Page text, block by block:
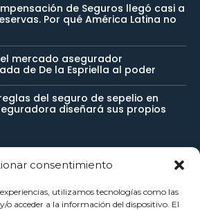
consentimiento
utilizamos tecnologías como las
o acceder a la información del dispositivo. El
de Seguros llegó casi a
Por qué América Latina no
mercado asegurador
de De la Espriella al poder
del seguro de sepelio en
diseñará sus propios